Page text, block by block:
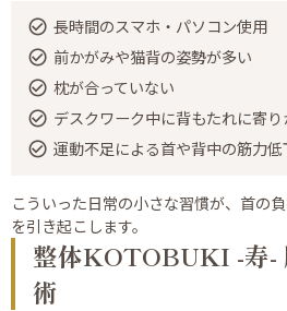
長時間のスマホ・パソコン使用
前かがみや猫背の姿勢が多い
枕が合っていない
デスクワーク中に背もたれに寄
運動不足による首や背中の筋力低
こういった日常の小さな習慣が、首の
を引き起こします。
整体KOTOBUKI -寿-
術